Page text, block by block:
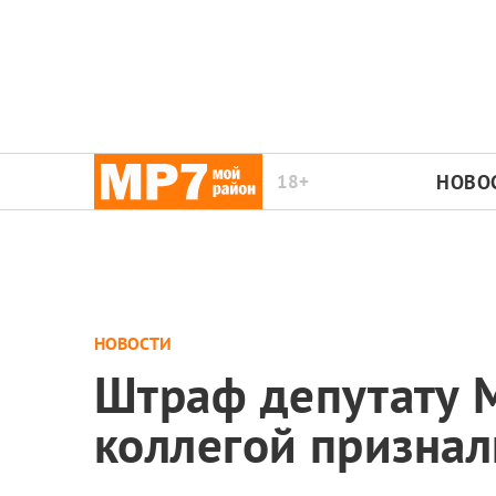
18+
НОВОСТИ
Штраф депутату
коллегой